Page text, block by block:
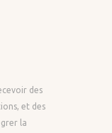
des
et des
la